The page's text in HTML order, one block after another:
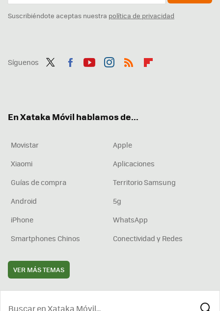
Suscribiéndote aceptas nuestra política de privacidad
Síguenos
En Xataka Móvil hablamos de...
Movistar
Apple
Xiaomi
Aplicaciones
Guías de compra
Territorio Samsung
Android
5g
iPhone
WhatsApp
Smartphones Chinos
Conectividad y Redes
VER MÁS TEMAS